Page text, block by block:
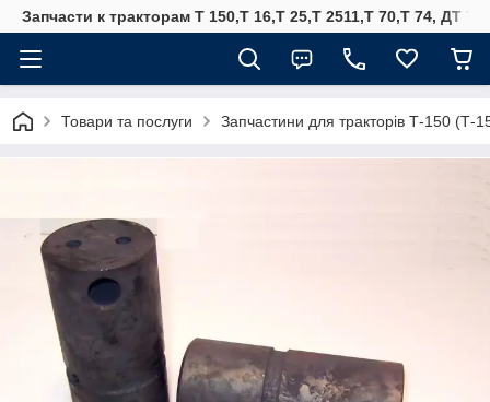
Запчасти к тракторам Т 150,Т 16,Т 25,Т 2511,Т 70,Т 74, ДТ
Товари та послуги Запчастини для тракторів Т-150